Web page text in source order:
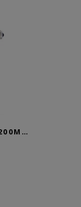
FREDERIQUE C... FC-200MPN2AR2D6